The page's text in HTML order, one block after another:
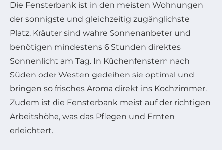
Die Fensterbank ist in den meisten Wohnungen
der sonnigste und gleichzeitig zugänglichste
Platz. Kräuter sind wahre Sonnenanbeter und
benötigen mindestens 6 Stunden direktes
Sonnenlicht am Tag. In Küchenfenstern nach
Süden oder Westen gedeihen sie optimal und
bringen so frisches Aroma direkt ins Kochzimmer.
Zudem ist die Fensterbank meist auf der richtigen
Arbeitshöhe, was das Pflegen und Ernten
erleichtert.